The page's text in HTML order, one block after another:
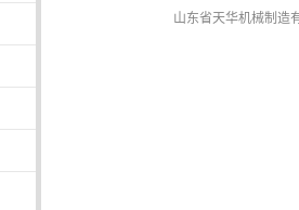
山东省天华机械制造